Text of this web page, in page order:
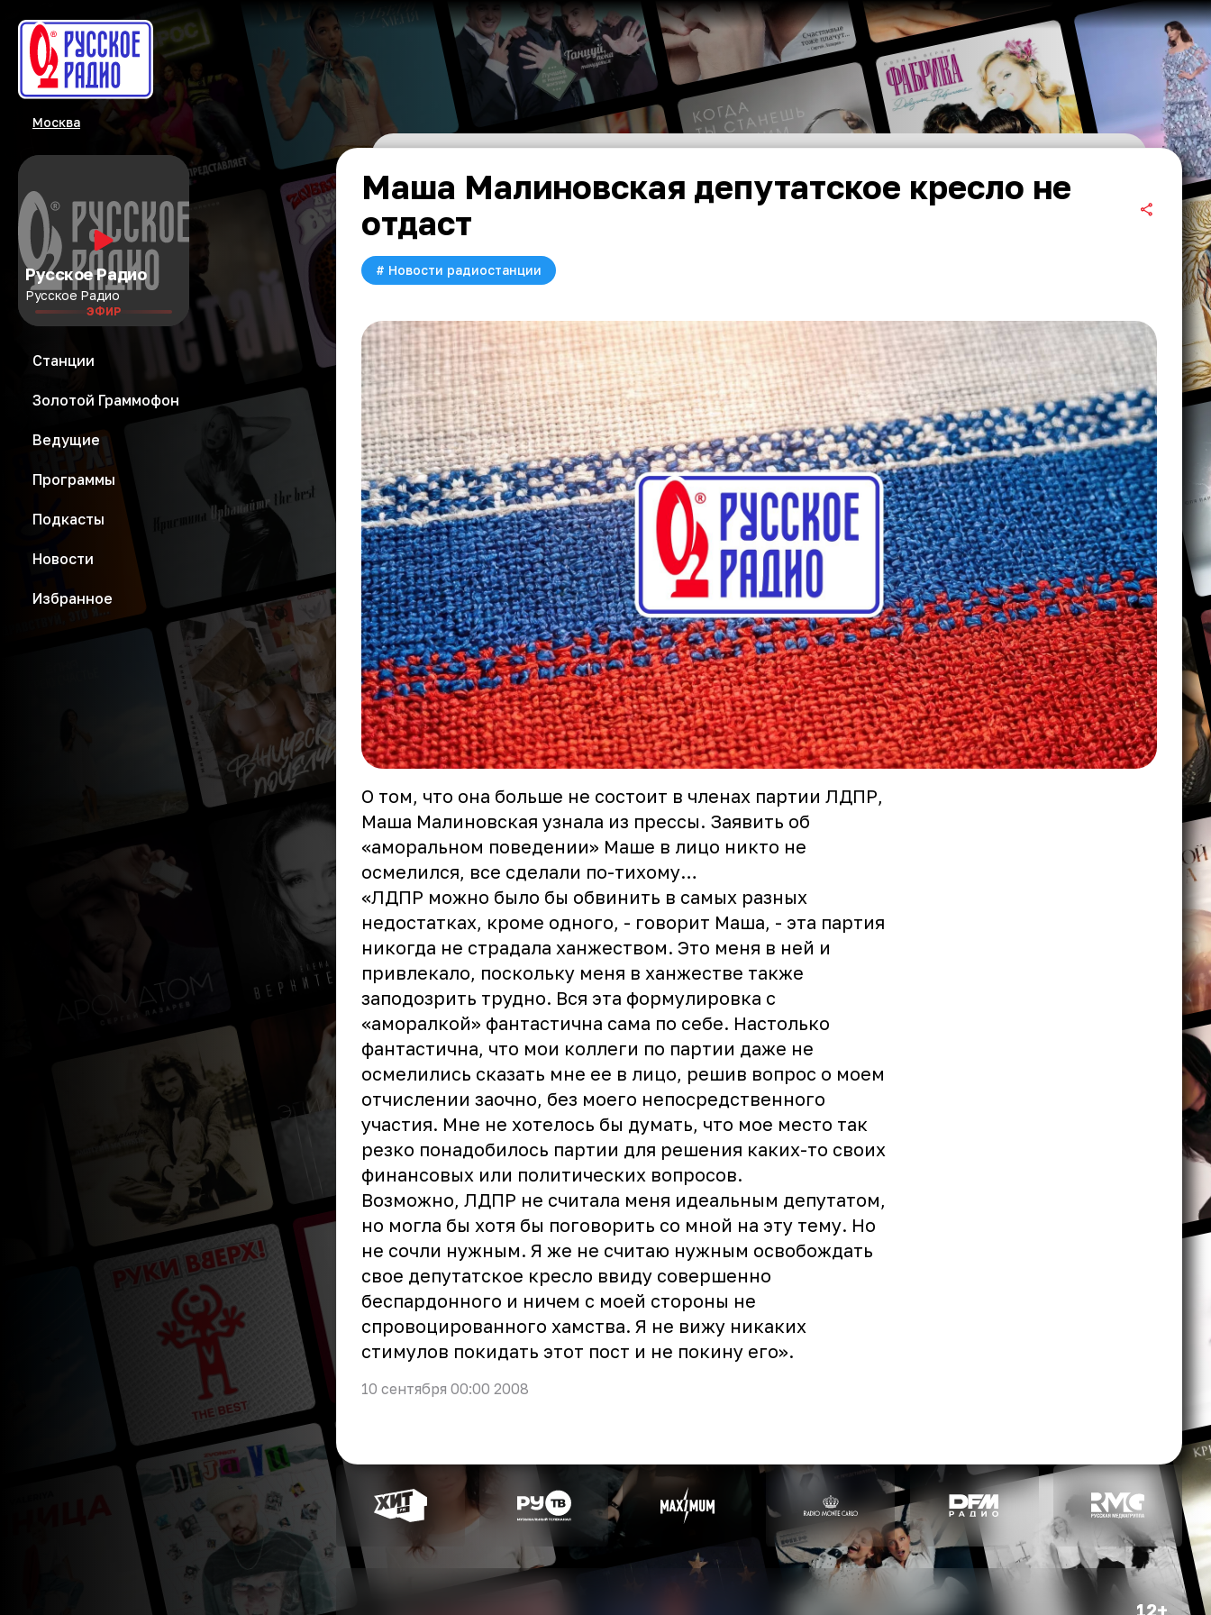
Москва
Русское Радио
Русское Радио
ЭФИР
Станции
Золотой Граммофон
Ведущие
Программы
Подкасты
Новости
Избранное
Маша Малиновская депутатское кресло не
отдаст
# Новости радиостанции
О том, что она больше не состоит в членах партии ЛДПР,
Маша Малиновская узнала из прессы. Заявить об
«аморальном поведении» Маше в лицо никто не
осмелился, все сделали по-тихому…
«ЛДПР можно было бы обвинить в самых разных
недостатках, кроме одного, - говорит Маша, - эта партия
никогда не страдала ханжеством. Это меня в ней и
привлекало, поскольку меня в ханжестве также
заподозрить трудно. Вся эта формулировка с
«аморалкой» фантастична сама по себе. Настолько
фантастична, что мои коллеги по партии даже не
осмелились сказать мне ее в лицо, решив вопрос о моем
отчислении заочно, без моего непосредственного
участия. Мне не хотелось бы думать, что мое место так
резко понадобилось партии для решения каких-то своих
финансовых или политических вопросов.
Возможно, ЛДПР не считала меня идеальным депутатом,
но могла бы хотя бы поговорить со мной на эту тему. Но
не сочли нужным. Я же не считаю нужным освобождать
свое депутатское кресло ввиду совершенно
беспардонного и ничем с моей стороны не
спровоцированного хамства. Я не вижу никаких
стимулов покидать этот пост и не покину его».
10 сентября 00:00 2008
12+